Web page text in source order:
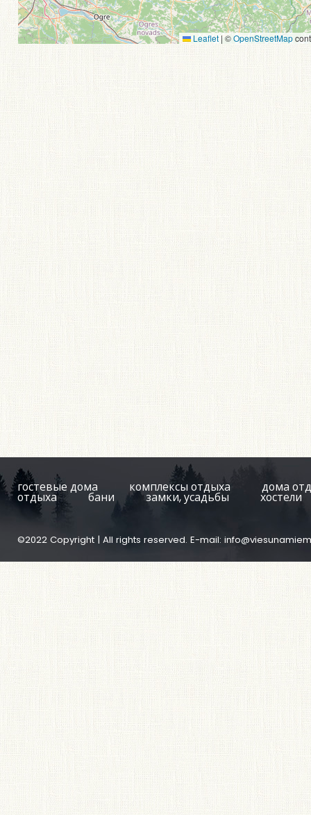
Leaflet | ©OpenStreetMap
гостевые дома комплексы отдыха дома
отдыха бани замки, усадьбы хостели
©2022 Copyright | All rights reserved. E-mail: